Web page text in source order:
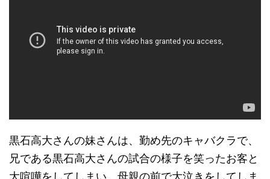
黒石高大さんの妹さんは、勤め先のキャバクラで、
兄である黒石高大さんの試合の様子を笑ったお客と
大喧嘩をしてしまい、母親の前で大泣きをしてしま